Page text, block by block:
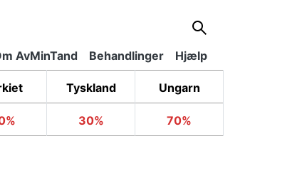
AvMinTand Behandlinger Hjælp
Tyskland Ungarn
30% 70%